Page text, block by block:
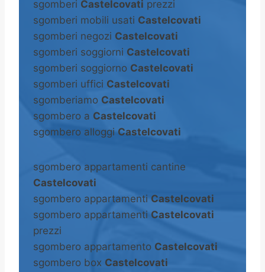
sgomberi Castelcovati prezzi
sgomberi mobili usati Castelcovati
sgomberi negozi Castelcovati
sgomberi soggiorni Castelcovati
sgomberi soggiorno Castelcovati
sgomberi uffici Castelcovati
sgomberiamo Castelcovati
sgombero a Castelcovati
sgombero alloggi Castelcovati
sgombero appartamenti cantine
Castelcovati
sgombero appartamenti Castelcovati
sgombero appartamenti Castelcovati
prezzi
sgombero appartamento Castelcovati
sgombero box Castelcovati